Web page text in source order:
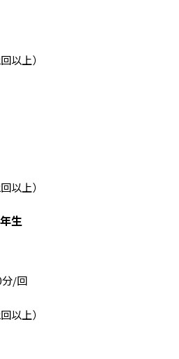
以上）
以上）
生
分/回
以上）